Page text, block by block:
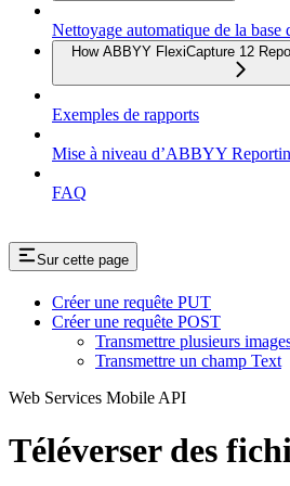
Nettoyage automatique de la base
How ABBYY FlexiCapture 12
Exemples de rapports
Mise à niveau d’ABBYY
FAQ
Sur cette page
Créer une requête PUT
Créer une requête POST
Transmettre plusieurs
Transmettre un champ Text
Web Services Mobile API
Téléverser des